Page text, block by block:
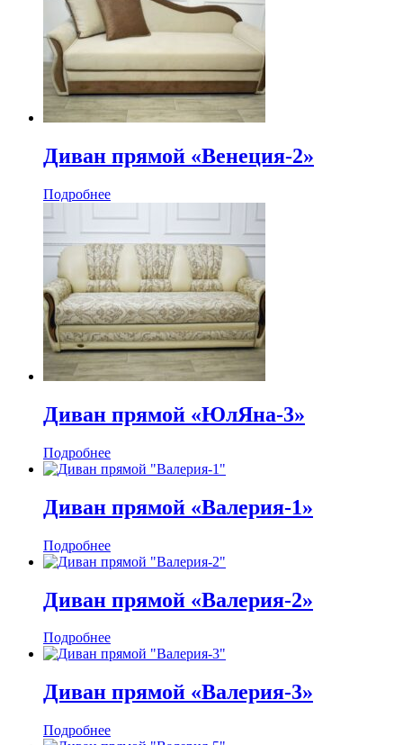
Диван прямой «Венеция-2»
Подробнее
Диван прямой «ЮлЯна-3»
Подробнее
Диван прямой «Валерия-1»
Подробнее
Диван прямой «Валерия-2»
Подробнее
Диван прямой «Валерия-3»
Подробнее